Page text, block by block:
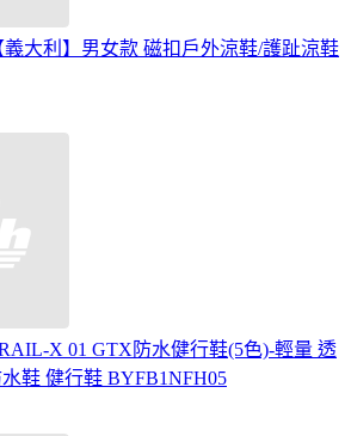
大利】男女款 磁扣戶外涼鞋/護趾涼鞋
X 01 GTX防水健行鞋(5色)-輕量 透
鞋 健行鞋 BYFB1NFH05